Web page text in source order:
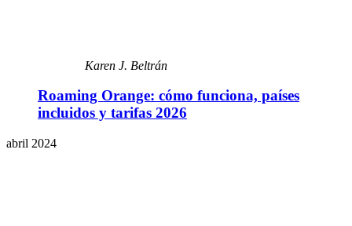
Karen J. Beltrán
Roaming Orange: cómo funciona, países
incluidos y tarifas 2026
abril 2024